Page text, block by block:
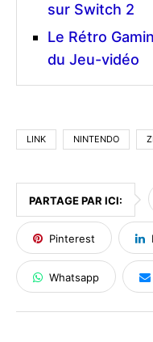
sur Switch 2
Le Rétro
du Jeu-vidéo
LINK NINTENDO
PARTAGE PAR ICI:
Pinterest
Whatsapp